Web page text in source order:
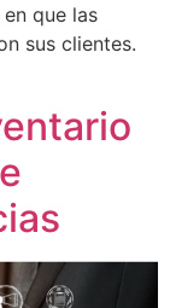
que las
sus clientes.